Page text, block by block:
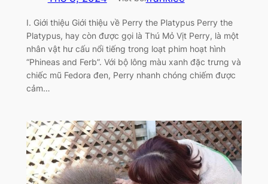
I. Giới thiệu Giới thiệu về Perry the Platypus Perry the
Platypus, hay còn được gọi là Thú Mỏ Vịt Perry, là một
nhân vật hư cấu nổi tiếng trong loạt phim hoạt hình
“Phineas and Ferb”. Với bộ lông màu xanh đặc trưng và
chiếc mũ Fedora đen, Perry nhanh chóng chiếm được
cảm…